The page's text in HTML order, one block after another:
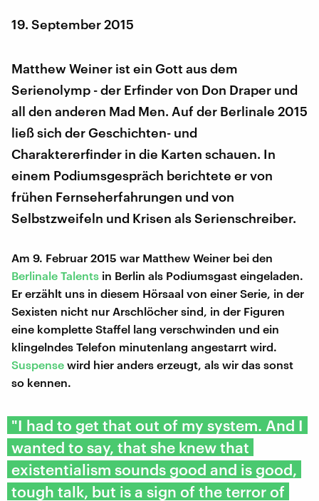
19. September 2015
Matthew Weiner ist ein Gott aus dem
Serienolymp - der Erfinder von Don Draper und
all den anderen Mad Men. Auf der Berlinale 2015
ließ sich der Geschichten- und
Charaktererfinder in die Karten schauen. In
einem Podiumsgespräch berichtete er von
frühen Fernseherfahrungen und von
Selbstzweifeln und Krisen als Serienschreiber.
Am 9. Februar 2015 war Matthew Weiner bei den
Berlinale Talents in Berlin als Podiumsgast eingeladen.
Er erzählt uns in diesem Hörsaal von einer Serie, in der
Sexisten nicht nur Arschlöcher sind, in der Figuren
eine komplette Staffel lang verschwinden und ein
klingelndes Telefon minutenlang angestarrt wird.
Suspense wird hier anders erzeugt, als wir das sonst
so kennen.
"I had to get that out of my system. And I
wanted to say, that she knew that
existentialism sounds good and is good,
tough talk, but is a sign of the terror of